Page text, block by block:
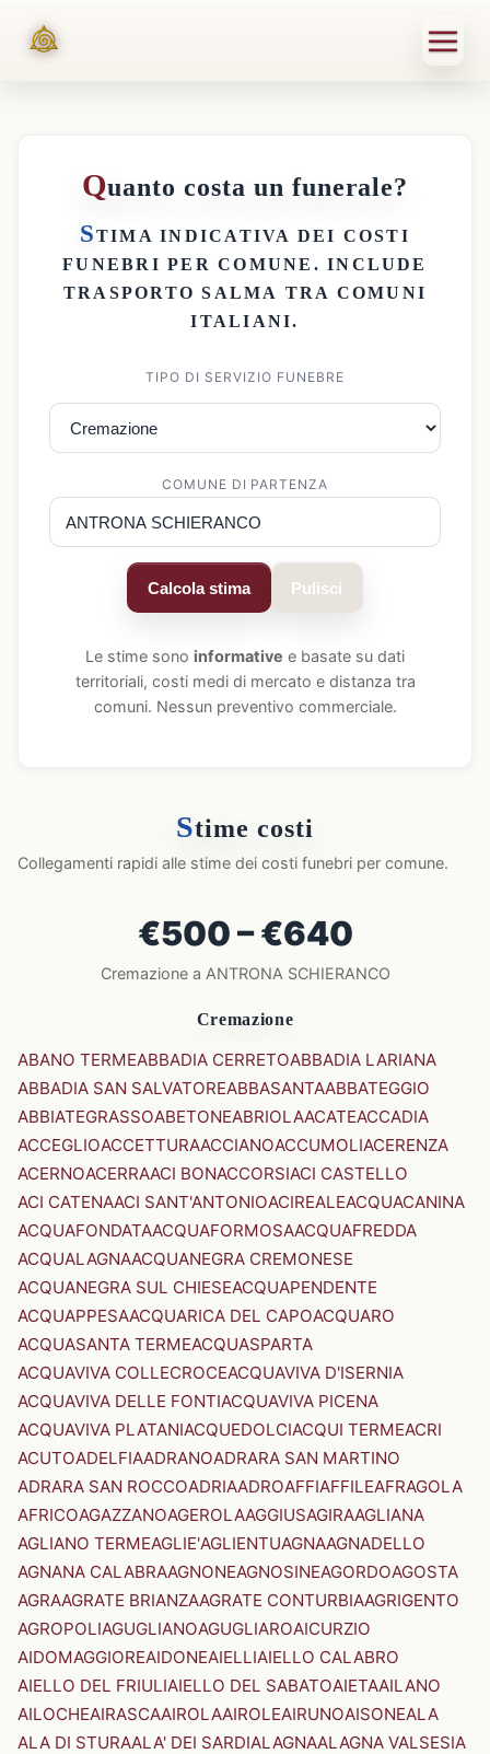
Quanto costa un funerale?
STIMA INDICATIVA DEI COSTI
FUNEBRI PER COMUNE . INCLUDE
TRASPORTO SALMA TRA COMUNI
ITALIANI.
TIPO DI SERVIZIO FUNEBRE
COMUNE DI PARTENZA
Calcola stima Pulisci
Le stime sono informative e basate su dati
territoriali, costi medi di mercato e distanza tra
comuni. Nessun preventivo commerciale.
Stime costi
Collegamenti rapidi alle stime dei costi funebri per comune.
€500 – €640
Cremazione a ANTRONA SCHIERANCO
Cremazione
ABANO TERMEABBADIA CERRETOABBADIA LARIANA
ABBADIA SAN SALVATOREABBASANTAABBATEGGIO
ABBIATEGRASSOABETONEABRIOLAACATEACCADIA
ACCEGLIOACCETTURAACCIANOACCUMOLIACERENZA
ACERNOACERRAACI BONACCORSIACI CASTELLO
ACI CATENAACI SANT'ANTONIOACIREALEACQUACANINA
ACQUAFONDATAACQUAFORMOSAACQUAFREDDA
ACQUALAGNAACQUANEGRA CREMONESE
ACQUANEGRA SUL CHIESEACQUAPENDENTE
ACQUAPPESAACQUARICA DEL CAPOACQUARO
ACQUASANTA TERMEACQUASPARTA
ACQUAVIVA COLLECROCEACQUAVIVA D'ISERNIA
ACQUAVIVA DELLE FONTIACQUAVIVA PICENA
ACQUAVIVA PLATANIACQUEDOLCIACQUI TERMEACRI
ACUTOADELFIAADRANOADRARA SAN MARTINO
ADRARA SAN ROCCOADRIAADROAFFIAFFILEAFRAGOLA
AFRICOAGAZZANOAGEROLAAGGIUSAGIRAAGLIANA
AGLIANO TERMEAGLIE'AGLIENTUAGNAAGNADELLO
AGNANA CALABRAAGNONEAGNOSINEAGORDOAGOSTA
AGRAAGRATE BRIANZAAGRATE CONTURBIAAGRIGENTO
AGROPOLIAGUGLIANOAGUGLIAROAICURZIO
AIDOMAGGIOREAIDONEAIELLIAIELLO CALABRO
AIELLO DEL FRIULIAIELLO DEL SABATOAIETAAILANO
AILOCHEAIRASCAAIROLAAIROLEAIRUNOAISONEALA
ALA DI STURAALA' DEI SARDIALAGNAALAGNA VALSESIA